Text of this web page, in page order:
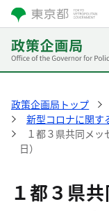
政策企画局トップ
新型コロナに関す
１都３県共同メ
日）
１都３県